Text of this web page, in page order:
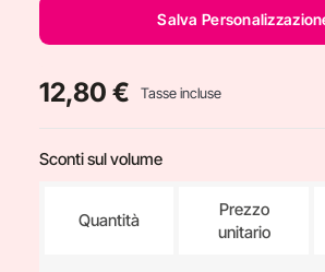
Salva
12,80 € Tasse incluse
Sconti sul volume
Quantità
Prezzo
unitario